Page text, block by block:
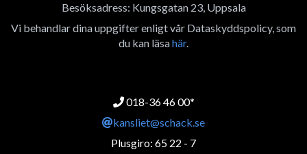
Besöksadress: Kungsgatan 23, Uppsala
Vi behandlar dina uppgifter enligt vår Dataskyddspolicy, som
du kan läsahär.
018-36 46 00*
kansliet@schack.se
Plusgiro: 65 22 - 7